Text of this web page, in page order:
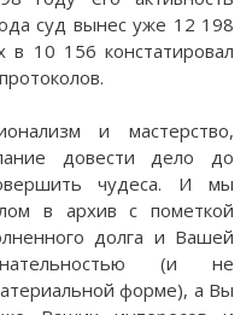
суд вынес уже 12 198
10 156 констатировал
и мастерство,
довести дело до
чудеса. И мы
в архив с пометкой
долга и Вашей
(и не
форме), а Вы